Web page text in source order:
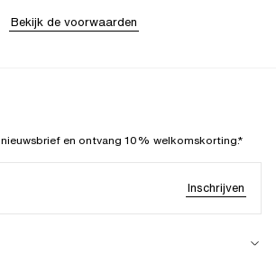
Bekijk de voorwaarden
en ontvang 10% welkomskorting.*
Inschrijven